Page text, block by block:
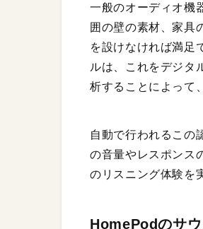
一般のオーディオ機
囲の壁の素材、家具
を設けなければ満足
ルは、これをデジタ
析することによって
自動で行われるこの
の音量やレスポンス
のリスニング体験を
HomePodのサ